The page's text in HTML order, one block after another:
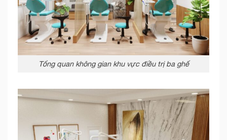
Tổng quan không gian khu vực điều trị ba ghế